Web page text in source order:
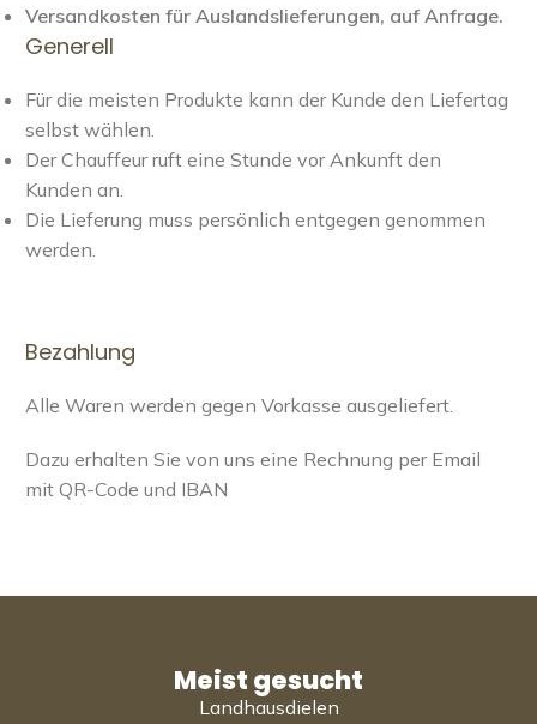
Versandkosten für Auslandslieferungen, auf Anfrage.
Generell
Für die meisten Produkte kann der Kunde den Liefertag
selbst wählen.
Der Chauffeur ruft eine Stunde vor Ankunft den
Kunden an.
Die Lieferung muss persönlich entgegen genommen
werden.
Bezahlung
Alle Waren werden gegen Vorkasse ausgeliefert.
Dazu erhalten Sie von uns eine Rechnung per Email
mit QR-Code und IBAN
Meist gesucht
Landhausdielen